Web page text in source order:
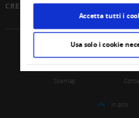
Accetta tutti i
Usa solo i cookie
CREDITREFORM
© 2026 Unione Svizzera
Impressum
Sitemap
In alto